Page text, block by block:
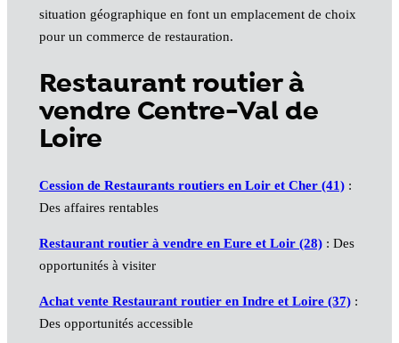
situation géographique en font un emplacement de choix
pour un commerce de restauration.
Restaurant routier à
vendre Centre-Val de
Loire
Cession de Restaurants routiers en Loir et Cher (41):
Des affaires rentables
Restaurant routier à vendre en Eure et Loir (28): Des
opportunités à visiter
Achat vente Restaurant routier en Indre et Loire (37):
Des opportunités accessible